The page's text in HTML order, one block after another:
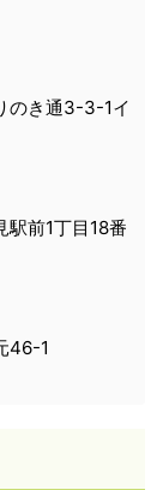
のき通3-3-1イ
駅前1丁目18番
46-1